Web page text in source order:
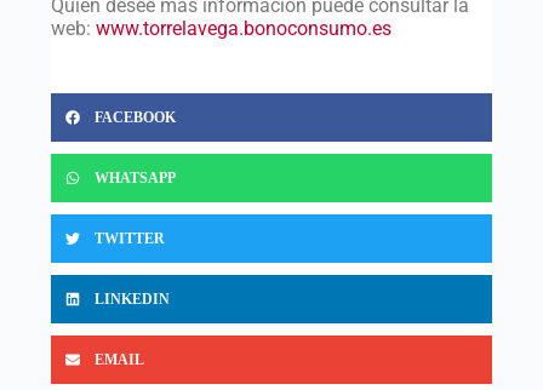
Quien desee más información puede consultar la
web: www.torrelavega.bonoconsumo.es
FACEBOOK
WHATSAPP
TWITTER
LINKEDIN
EMAIL